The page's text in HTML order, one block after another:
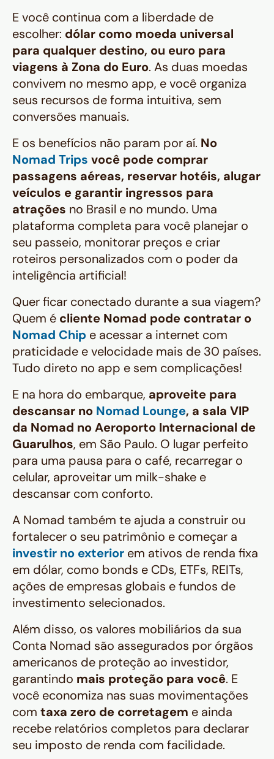
E você continua com a liberdade de
escolher: dólar como moeda universal
para qualquer destino, ou euro para
viagens à Zona do Euro. As duas moedas
convivem no mesmo app, e você organiza
seus recursos de forma intuitiva, sem
conversões manuais.
E os benefícios não param por aí. No
Nomad Trips você pode comprar
passagens aéreas, reservar hotéis, alugar
veículos e garantir ingressos para
atrações no Brasil e no mundo. Uma
plataforma completa para você planejar o
seu passeio, monitorar preços e criar
roteiros personalizados com o poder da
inteligência artificial!
Quer ficar conectado durante a sua viagem?
Quem é cliente Nomad pode contratar o
Nomad Chip e acessar a internet com
praticidade e velocidade mais de 30 países.
Tudo direto no app e sem complicações!
E na hora do embarque, aproveite para
descansar no Nomad Lounge, a sala VIP
da Nomad no Aeroporto Internacional de
Guarulhos, em São Paulo. O lugar perfeito
para uma pausa para o café, recarregar o
celular, aproveitar um milk-shake e
descansar com conforto.
A Nomad também te ajuda a construir ou
fortalecer o seu patrimônio e começar a
investir no exterior em ativos de renda fixa
em dólar, como bonds e CDs, ETFs, REITs,
ações de empresas globais e fundos de
investimento selecionados.
Além disso, os valores mobiliários da sua
Conta Nomad são assegurados por órgãos
americanos de proteção ao investidor,
garantindo mais proteção para você. E
você economiza nas suas movimentações
com taxa zero de corretagem e ainda
recebe relatórios completos para declarar
seu imposto de renda com facilidade.